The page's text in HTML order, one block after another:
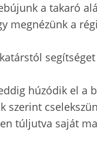
a takaró
megnézünk a
húzódik el a
szerint
túljutva saját